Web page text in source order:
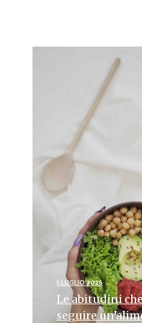
1 LUGLIO 2026
Le abitudini
seguire